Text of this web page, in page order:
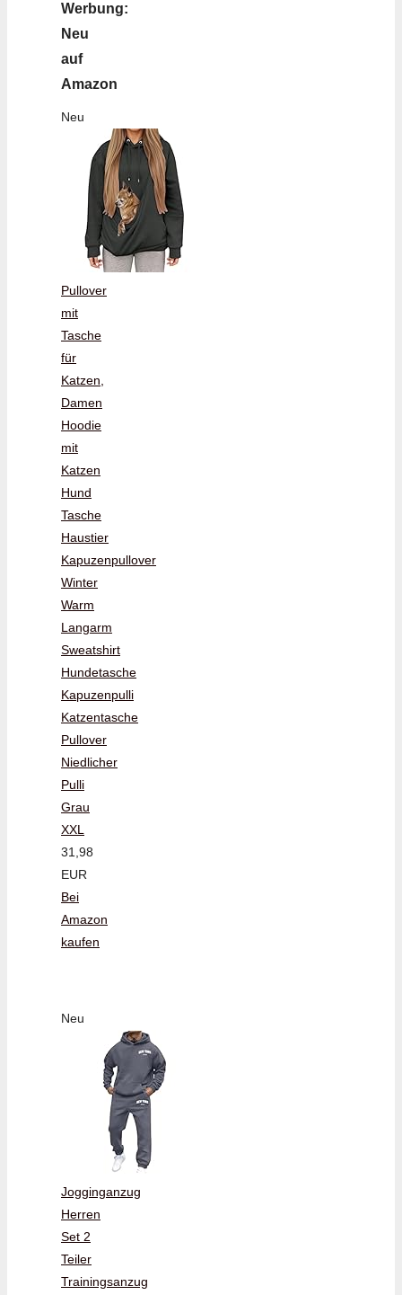
Werbung:
Neu
auf
Amazon
Neu
Pullover
mit
Tasche
für
Katzen,
Damen
Hoodie
mit
Katzen
Hund
Tasche
Haustier
Kapuzenpullover
Winter
Warm
Langarm
Sweatshirt
Hundetasche
Kapuzenpulli
Katzentasche
Pullover
Niedlicher
Pulli
Grau
XXL
31,98
EUR
Bei
Amazon
kaufen
Neu
Jogginganzug
Herren
Set 2
Teiler
Trainingsanzug